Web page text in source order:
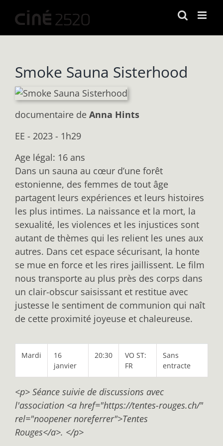
contenu
Smoke Sauna Sisterhood
documentaire de Anna Hints
EE - 2023 - 1h29
Age légal: 16 ans
Dans un sauna au cœur d’une forêt
estonienne, des femmes de tout âge
partagent leurs expériences et leurs histoires
les plus intimes. La naissance et la mort, la
sexualité, les violences et les injustices sont
autant de thèmes qui les relient les unes aux
autres. Dans cet espace sécurisant, la honte
se mue en force et les rires jaillissent. Le film
nous transporte au plus près des corps dans
un clair-obscur saisissant et restitue avec
justesse le sentiment de communion qui naît
de cette proximité joyeuse et chaleureuse.
Mardi
16
janvier
20:30
VO ST:
FR
Sans
entracte
<p> Séance suivie de discussions avec
l'association <a href="https://tentes-rouges.ch/"
rel="noopener noreferrer">Tentes
Rouges</a>. </p>